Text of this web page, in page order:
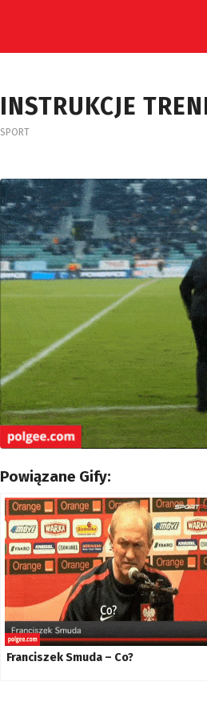
INSTRUKCJE
SPORT
Powiązane Gify:
Franciszek Smuda – Co?